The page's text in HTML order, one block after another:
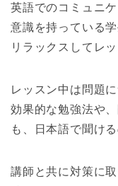
英語でのコミュニ
意識を持っている
リラックスしてレ
レッスン中は問題
効果的な勉強法や
も、日本語で聞け
講師と共に対策に